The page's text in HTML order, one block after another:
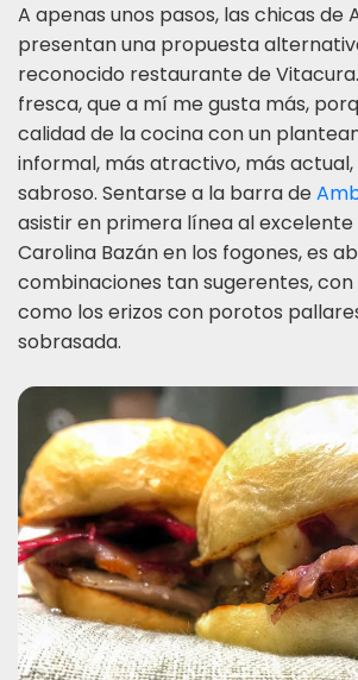
A apenas unos pasos, las chicas de
presentan una propuesta
reconocido restaurante de
fresca, que a mí me gusta más,
calidad de la cocina con un
informal, más atractivo, más actual,
sabroso. Sentarse a la barra de
asistir en primera línea al
Carolina Bazán en los fogones, es
combinaciones tan sugerentes,
como los erizos con porotos
sobrasada.